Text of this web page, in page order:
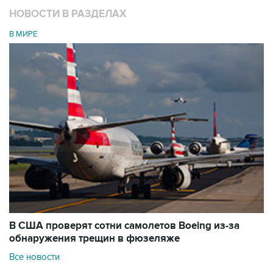
НОВОСТИ В РАЗДЕЛАХ
В МИРЕ
В США проверят сотни самолетов Boeing из-за
обнаружения трещин в фюзеляже
Все новости